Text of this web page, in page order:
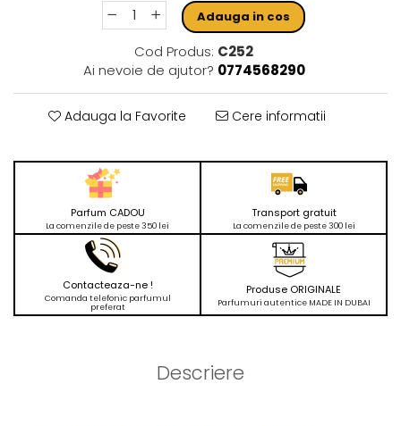
Adauga in cos
Cod Produs: C252
Ai nevoie de ajutor? 0774568290
Adauga la Favorite Cere informatii
Parfum CADOU
La comenzile de peste 350 lei
Transport gratuit
La comenzile de peste 300 lei
Contacteaza-ne !
Comanda telefonic parfumul
preferat
Produse ORIGINALE
Parfumuri autentice MADE IN DUBAI
Descriere